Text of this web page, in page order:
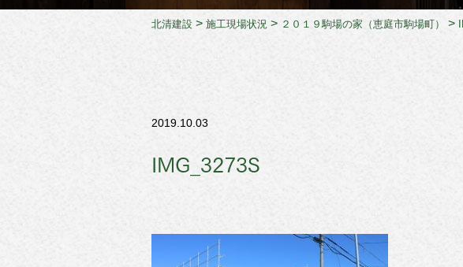
北清建設 > 施工現場状況 > ２０１９駒場の家（恵庭市駒場町） >
2019.10.03
IMG_3273S